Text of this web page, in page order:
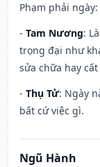
Phạm phải ngày:
- Tam Nương:
trọng đại như
sửa chữa hay
- Thụ Tử: Ngày
bất cứ việc gì.
Ngũ Hành